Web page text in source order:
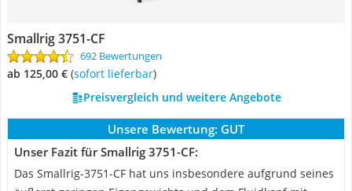
Smallrig 3751-CF
692 Bewertungen
ab 125,00 € ( Sofort lieferbar)
Preisvergleich und weitere Angebote
Unsere Bewertung: GUT
Unser Fazit für Smallrig 3751-CF:
Das Smallrig-3751-CF hat uns insbesondere aufgrund seines